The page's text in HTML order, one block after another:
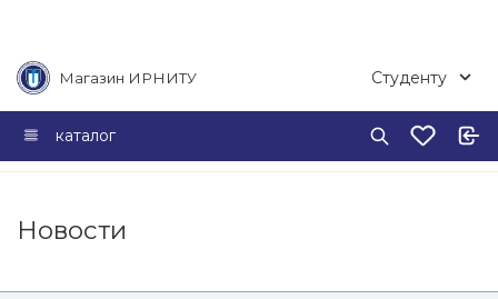
Магазин ИРНИТУ Студенту
каталог
Новости